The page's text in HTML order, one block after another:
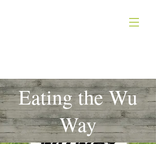
Eating the Wu
Way